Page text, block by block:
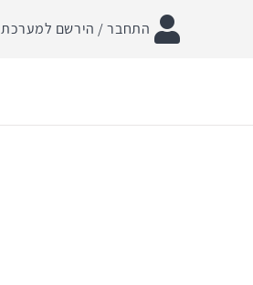
התחבר / הירשם למערכת